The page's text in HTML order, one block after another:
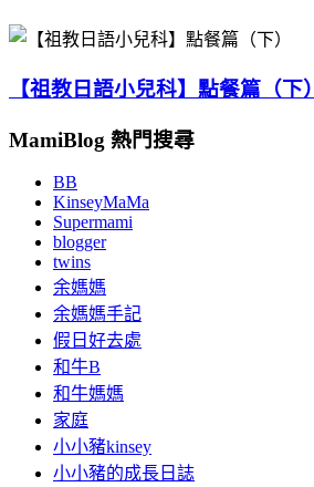
【祖教日語小兒科】點餐篇（下）
MamiBlog 熱門搜尋
BB
KinseyMaMa
Supermami
blogger
twins
余媽媽
余媽媽手記
假日好去處
和牛B
和牛媽媽
家庭
小小豬kinsey
小小豬的成長日誌